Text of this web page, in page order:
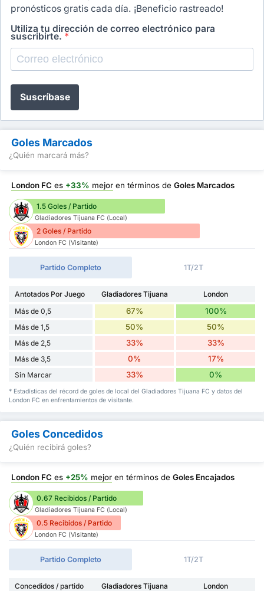
pronósticos gratis cada día. ¡Beneficio rastreado!
Utiliza tu dirección de correo electrónico para
suscribirte. *
Suscríbase
Goles Marcados
¿Quién marcará más?
London FC es +33% mejor en términos de Goles Marcados
1.5 Goles / Partido
Gladiadores Tijuana FC (Local)
2 Goles / Partido
London FC (Visitante)
Partido Completo 1T/2T
Antotados Por Juego Gladiadores Tijuana
London
Más de 0,5
67% 100%
Más de 1,5 50% 50%
Más de 2,5 33% 33%
Más de 3,5 0% 17%
Sin Marcar 33% 0%
* Estadísticas del récord de goles de local del Gladiadores Tijuana FC y datos del
London FC en enfrentamientos de visitante.
Goles Concedidos
¿Quién recibirá goles?
London FC es +25% mejor en términos de Goles Encajados
0.67 Recibidos / Partido
Gladiadores Tijuana FC (Local)
0.5 Recibidos / Partido
London FC (Visitante)
Partido Completo 1T/2T
Concedidos / partido Gladiadores Tijuana
London